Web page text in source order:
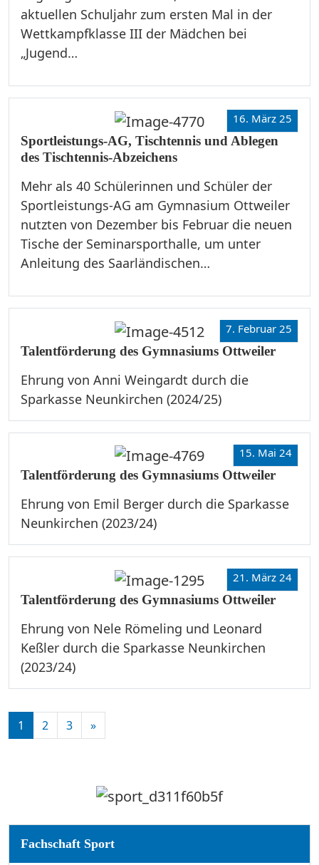
Fachschaft Sport
aktuellen Schuljahr zum ersten Mal in der
Wettkampfklasse III der Mädchen bei
„Jugend…
16. März 25
Sportleistungs-AG, Tischtennis und Ablegen
des Tischtennis-Abzeichens
Mehr als 40 Schülerinnen und Schüler der
Sportleistungs-AG am Gymnasium Ottweiler
nutzten von Dezember bis Februar die neuen
Tische der Seminarsporthalle, um unter
Anleitung des Saarländischen…
7. Februar 25
Talentförderung des Gymnasiums Ottweiler
Ehrung von Anni Weingardt durch die
Sparkasse Neunkirchen (2024/25)
15. Mai 24
Talentförderung des Gymnasiums Ottweiler
Ehrung von Emil Berger durch die Sparkasse
Neunkirchen (2023/24)
21. März 24
Talentförderung des Gymnasiums Ottweiler
Ehrung von Nele Römeling und Leonard
Keßler durch die Sparkasse Neunkirchen
(2023/24)
1 2 3 »